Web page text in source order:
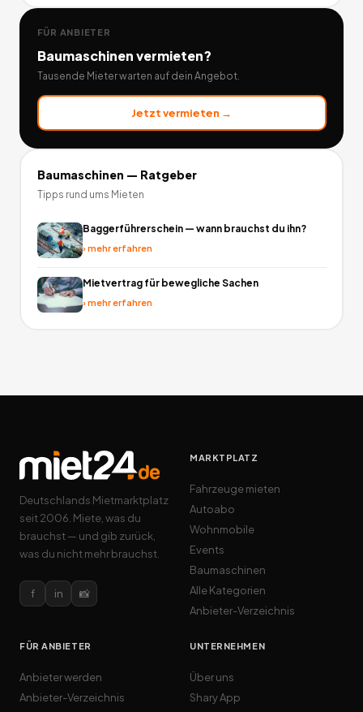
FÜR ANBIETER
Baumaschinenvermieten?
Tausende Mieter warten auf dein Angebot.
Jetzt vermieten →
Baumaschinen — Ratgeber
Tipps rund ums Mieten
Baggerführerschein — wann brauchst du ihn?
›mehr erfahren
Mietvertrag für bewegliche Sachen
›mehr erfahren
Deutschlands Mietmarktplatz
seit 2006. Miete, was du
brauchst — und gib zurück,
was du nicht mehr brauchst.
f in 📸
MARKTPLATZ
Fahrzeuge mieten
Autoabo
Wohnmobile
Events
Baumaschinen
Alle Kategorien
Anbieter-Verzeichnis
FÜR ANBIETER
Anbieter werden
Anbieter-Verzeichnis
UNTERNEHMEN
Über uns
Shary App